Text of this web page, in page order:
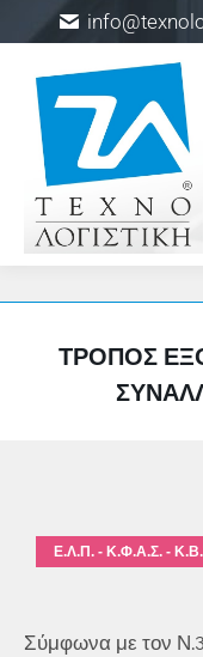
ΤΡΌΠΟΣ
Ε.Λ.Π. - Κ.Φ.Α.Σ. -
Σύμφωνα με τον